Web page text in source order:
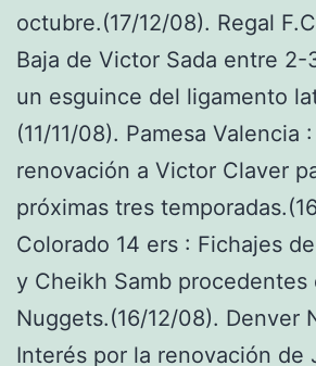
octubre.(17/12/08). Regal
Baja de Victor Sada entre 2-
un esguince del ligamento
(11/11/08). Pamesa Valencia
renovación a Victor Claver
próximas tres
Colorado 14 ers : Fichajes
y Cheikh Samb procedentes
Nuggets.(16/12/08). Denver
Interés por la renovación de